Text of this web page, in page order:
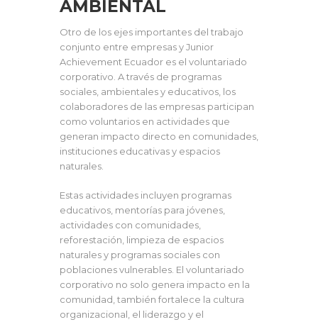
AMBIENTAL
Otro de los ejes importantes del trabajo
conjunto entre empresas y Junior
Achievement Ecuador es el voluntariado
corporativo. A través de programas
sociales, ambientales y educativos, los
colaboradores de las empresas participan
como voluntarios en actividades que
generan impacto directo en comunidades,
instituciones educativas y espacios
naturales.
Estas actividades incluyen programas
educativos, mentorías para jóvenes,
actividades con comunidades,
reforestación, limpieza de espacios
naturales y programas sociales con
poblaciones vulnerables. El voluntariado
corporativo no solo genera impacto en la
comunidad, también fortalece la cultura
organizacional, el liderazgo y el